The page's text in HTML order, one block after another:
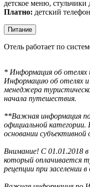
детское меню, стульчики
Платно: детский
Питание
Отель работает по
* Информация об отелях
Информацию об отелях и
менеджера
начала путешествия.
**Важная информация
официальной категории.
основании субъективной
Внимание! С 01.01.2018
который оплачивается
рецепции при заселении